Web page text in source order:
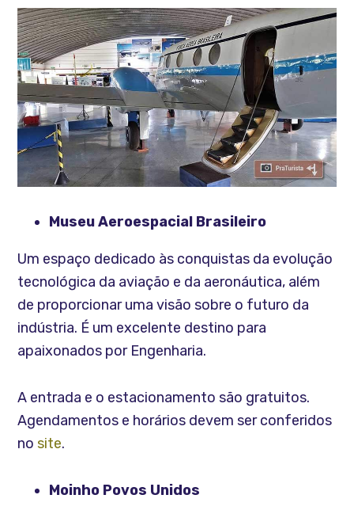
Museu Aeroespacial Brasileiro
Um espaço dedicado às conquistas da evolução
tecnológica da aviação e da aeronáutica, além
de proporcionar uma visão sobre o futuro da
indústria. É um excelente destino para
apaixonados por Engenharia.
A entrada e o estacionamento são gratuitos.
Agendamentos e horários devem ser conferidos
nosite.
Moinho Povos Unidos